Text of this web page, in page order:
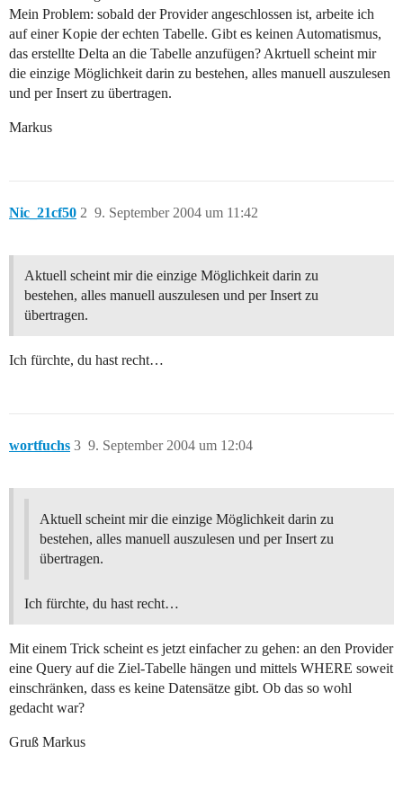
Mein Problem: sobald der Provider angeschlossen ist, arbeite ich
auf einer Kopie der echten Tabelle. Gibt es keinen Automatismus,
das erstellte Delta an die Tabelle anzufügen? Akrtuell scheint mir
die einzige Möglichkeit darin zu bestehen, alles manuell auszulesen
und per Insert zu übertragen.
Markus
Nic_21cf50 9. September 2004 um 11:42
2
Aktuell scheint mir die einzige Möglichkeit darin zu
bestehen, alles manuell auszulesen und per Insert zu
übertragen.
Ich fürchte, du hast recht…
wortfuchs 9. September 2004 um 12:04
3
Aktuell scheint mir die einzige Möglichkeit darin zu
bestehen, alles manuell auszulesen und per Insert zu
übertragen.
Ich fürchte, du hast recht…
Mit einem Trick scheint es jetzt einfacher zu gehen: an den Provider
eine Query auf die Ziel-Tabelle hängen und mittels WHERE soweit
einschränken, dass es keine Datensätze gibt. Ob das so wohl
gedacht war?
Gruß Markus